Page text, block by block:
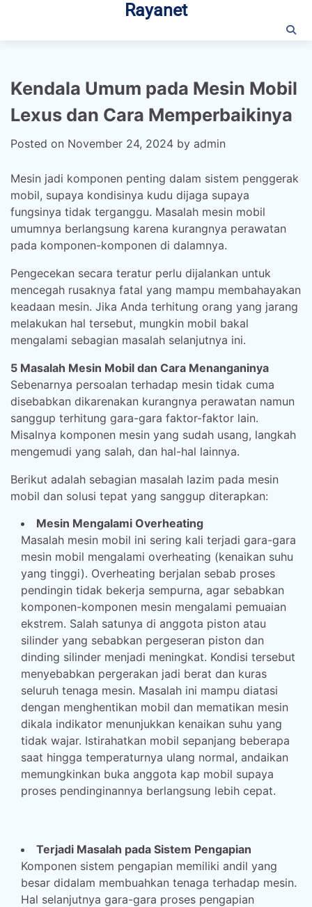
content
Rayanet
Kendala Umum pada Mesin Mobil
Lexus dan Cara Memperbaikinya
Posted on November 24, 2024 by admin
Mesin jadi komponen penting dalam sistem penggerak
mobil, supaya kondisinya kudu dijaga supaya
fungsinya tidak terganggu. Masalah mesin mobil
umumnya berlangsung karena kurangnya perawatan
pada komponen-komponen di dalamnya.
Pengecekan secara teratur perlu dijalankan untuk
mencegah rusaknya fatal yang mampu membahayakan
keadaan mesin. Jika Anda terhitung orang yang jarang
melakukan hal tersebut, mungkin mobil bakal
mengalami sebagian masalah selanjutnya ini.
5 Masalah Mesin Mobil dan Cara Menanganinya
Sebenarnya persoalan terhadap mesin tidak cuma
disebabkan dikarenakan kurangnya perawatan namun
sanggup terhitung gara-gara faktor-faktor lain.
Misalnya komponen mesin yang sudah usang, langkah
mengemudi yang salah, dan hal-hal lainnya.
Berikut adalah sebagian masalah lazim pada mesin
mobil dan solusi tepat yang sanggup diterapkan:
Mesin Mengalami Overheating
Masalah mesin mobil ini sering kali terjadi gara-gara
mesin mobil mengalami overheating (kenaikan suhu
yang tinggi). Overheating berjalan sebab proses
pendingin tidak bekerja sempurna, agar sebabkan
komponen-komponen mesin mengalami pemuaian
ekstrem. Salah satunya di anggota piston atau
silinder yang sebabkan pergeseran piston dan
dinding silinder menjadi meningkat. Kondisi tersebut
menyebabkan pergerakan jadi berat dan kuras
seluruh tenaga mesin. Masalah ini mampu diatasi
dengan menghentikan mobil dan mematikan mesin
dikala indikator menunjukkan kenaikan suhu yang
tidak wajar. Istirahatkan mobil sepanjang beberapa
saat hingga temperaturnya ulang normal, andaikan
memungkinkan buka anggota kap mobil supaya
proses pendinginannya berlangsung lebih cepat.
Terjadi Masalah pada Sistem Pengapian
Komponen sistem pengapian memiliki andil yang
besar didalam membuahkan tenaga terhadap mesin.
Hal selanjutnya gara-gara proses pengapian